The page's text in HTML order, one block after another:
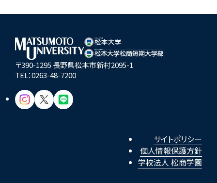
〒390-1295 長野県松本市新村2095-1
TEL：0263-48-7200
サイトポリシー
個人情報保護方針
学校法人 松商学園